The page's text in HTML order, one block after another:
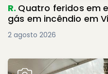
R. Quatro feridos em
gás em incêndio em
2 agosto 2026